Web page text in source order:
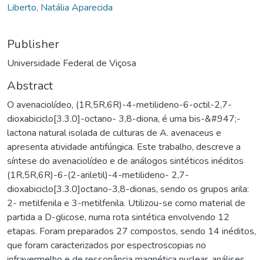
Liberto, Natália Aparecida
Publisher
Universidade Federal de Viçosa
Abstract
O avenaciolídeo, (1R,5R,6R)-4-metilideno-6-octil-2,7-
dioxabiciclo[3.3.0]-octano- 3,8-diona, é uma bis-&#947;-
lactona natural isolada de culturas de A. avenaceus e
apresenta atividade antifúngica. Este trabalho, descreve a
síntese do avenaciolídeo e de análogos sintéticos inéditos
(1R,5R,6R)-6-(2-ariletil)-4-metilideno- 2,7-
dioxabiciclo[3.3.0]octano-3,8-dionas, sendo os grupos arila:
2- metilfenila e 3-metilfenila. Utilizou-se como material de
partida a D-glicose, numa rota sintética envolvendo 12
etapas. Foram preparados 27 compostos, sendo 14 inéditos,
que foram caracterizados por espectroscopias no